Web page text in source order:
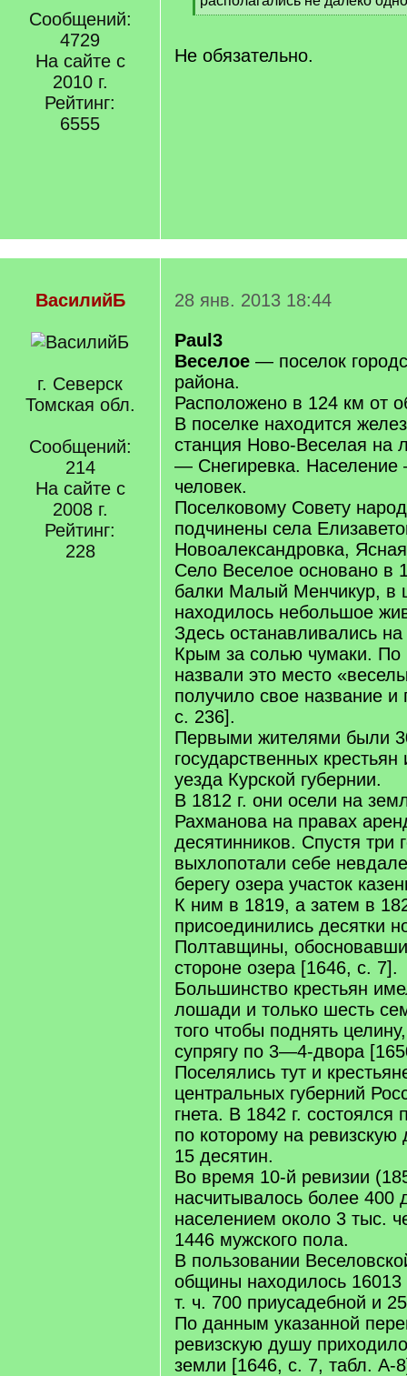
Сообщений:
4729
На сайте с
2010 г.
Рейтинг:
6555
][
q
Не обязательно.
ВасилийБ
г. Северск
Томская обл.
Сообщений:
214
На сайте с
2008 г.
Рейтинг:
228
28 янв. 2013 18:44
Paul3
Веселое — поселок
района.
Расположено в 124 км от
В поселке находится
станция Ново-Веселая на
— Снегиревка.
человек.
Поселковому Совету
подчинены села
Новоалександровка,
Село Веселое основано в
балки Малый Менчикур, в
находилось небольшое
Здесь останавливались
Крым за солью чумаки. По
назвали это место
получило свое название и
с. 236].
Первыми жителями были
государственных крестьян
уезда Курской губернии.
В 1812 г. они осели на
Рахманова на правах
десятинников. Спустя три
выхлопотали себе
берегу озера участок
К ним в 1819, а затем в
присоединились десятки
Полтавщины,
стороне озера [1646, с. 7].
Большинство крестьян
лошади и только шесть
того чтобы поднять
супрягу по 3—4-двора
Поселялись тут и
центральных губерний
гнета. В 1842 г.
по которому на
15 десятин.
Во время 10-й ревизии
насчитывалось более 400
населением около 3 тыс.
1446 мужского пола.
В пользовании
общины находилось 16013
т. ч. 700 приусадебной и
По данным указанной
ревизскую душу
земли [1646, с. 7, табл. А-